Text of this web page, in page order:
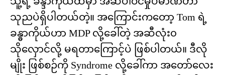
သုညပဲရှိပါတယ်တဲ့။ အကြောင်းကတော့ Tom ရဲ့
ခန္ဓာကိုယ်ဟာ MDP လို့ခေါ်တဲ့ အဆီလုံး၀
သိုလှောင်လို့ မရတာကြောင့်ပဲ ဖြစ်ပါတယ်။ ဒီလို
မျိုး ဖြစ်စဉ်ကို Syndrome လို့ခေါ်ကာ အတော်လေး